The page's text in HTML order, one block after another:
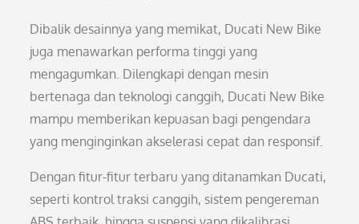
Dibalik desainnya yang memikat, Ducati New Bike
juga menawarkan performa tinggi yang
mengagumkan. Dilengkapi dengan mesin
bertenaga dan teknologi canggih, Ducati New Bike
mampu memberikan kepuasan bagi pengendara
yang menginginkan akselerasi cepat dan responsif.
Dengan fitur-fitur terbaru yang ditanamkan Ducati,
seperti kontrol traksi canggih, sistem pengereman